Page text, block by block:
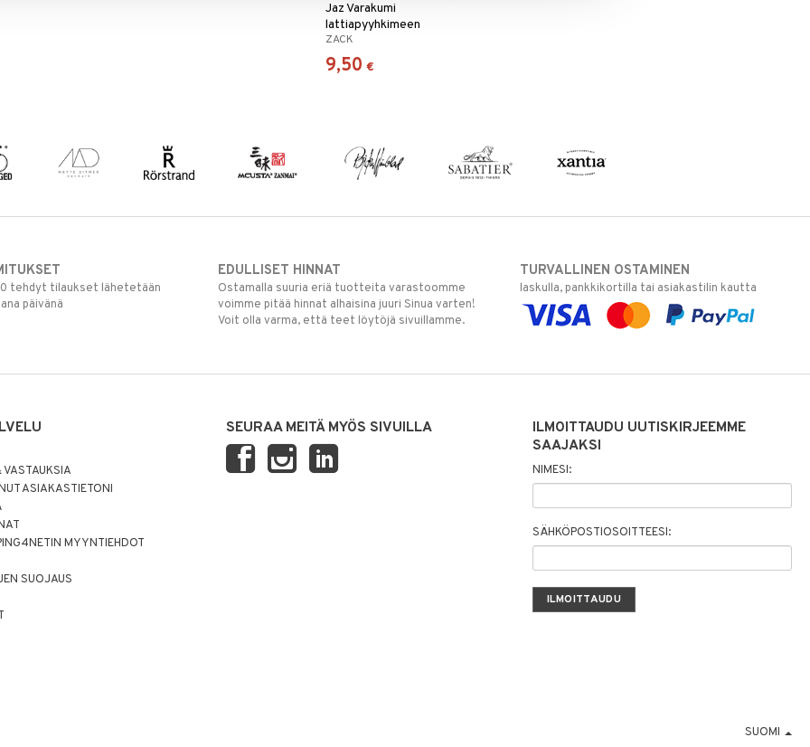
Jaz Varakumi
lattiapyyhkimeen
ZACK
9,50 €
tehdyt tilaukset lähetetään
päivänä
EDULLISET HINNAT
Ostamalla suuria eriä tuotteita varastoomme
voimme pitää hinnat alhaisina juuri Sinua varten!
Voit olla varma, että teet löytöjä sivuillamme.
TURVALLINEN OSTAMINEN
laskulla, pankkikortilla tai asiakastilin kautta
ASIAKASTIETONI
MYYNTIEHDOT
SUOJAUS
SEURAA MEITÄ MYÖS SIVUILLA
ILMOITTAUDU UUTISKIRJEEMME
SAAJAKSI
NIMESI:
SÄHKÖPOSTIOSOITTEESI:
SUOMI